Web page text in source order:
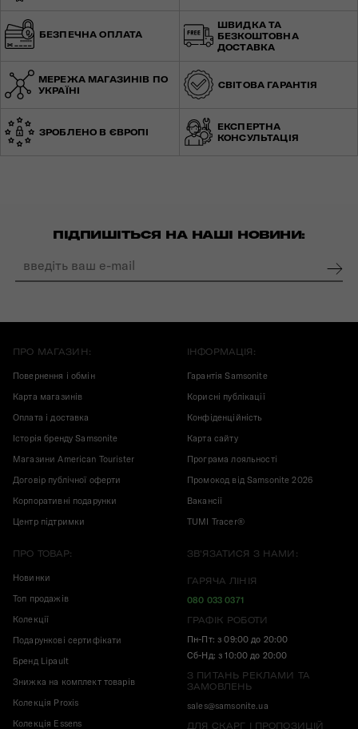
БЕЗПЕЧНА ОПЛАТА
ШВИДКА ТА
БЕЗКОШТОВНА
ДОСТАВКА
МЕРЕЖА МАГАЗИНІВ ПО
УКРАЇНІ
СВІТОВА ГАРАНТІЯ
ЗРОБЛЕНО В ЄВРОПІ
ЕКСПЕРТНА
КОНСУЛЬТАЦІЯ
ПІДПИШІТЬСЯ НА НАШІ НОВИНИ:
ПРО МАГАЗИН:
Повернення і обмін
Карта магазинів
Оплата і доставка
Історія бренду Samsonite
Магазини American Tourister
Договір публічної оферти
Корпоративні подарунки
Центр підтримки
ІНФОРМАЦІЯ:
Гарантія Samsonite
Корисні публікації
Конфіденційність
Карта сайту
Програма лояльності
Промокод від Samsonite 2026
Вакансії
TUMI Tracer®
ПРО ТОВАР:
Новинки
Топ продажів
Колекції
Подарункові сертифікати
Бренд Lipault
Знижка на комплект товарів
Колекція Proxis
Колекція Essens
ЗВ'ЯЗАТИСЯ З НАМИ:
ГАРЯЧА ЛІНІЯ
080 033 0371
ГРАФІК РОБОТИ
Пн-Пт: з 09:00 до 20:00
Сб-Нд: з 10:00 до 20:00
З ПИТАНЬ РЕКЛАМИ ТА
ЗАМОВЛЕНЬ
sales@samsonite.ua
ДЛЯ СКАРГ І ПРОПОЗИЦІЙ